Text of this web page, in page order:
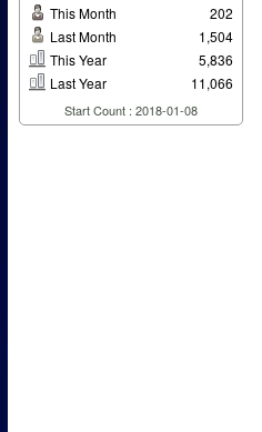
This Month
202
Last Month
1,504
This Year
5,836
Last Year
11,066
Start Count : 2018-01-08